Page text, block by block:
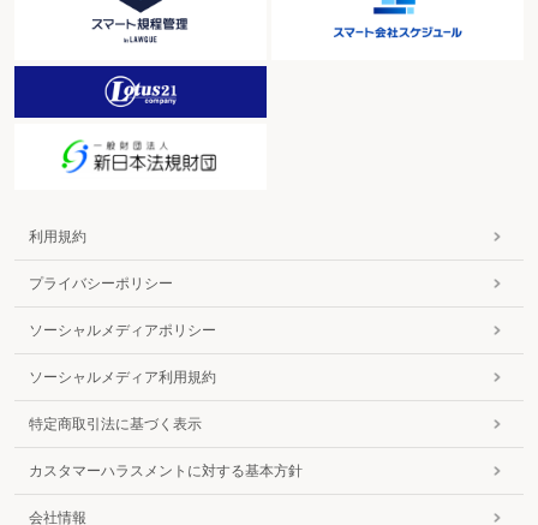
利用規約
プライバシーポリシー
ソーシャルメディアポリシー
ソーシャルメディア利用規約
特定商取引法に基づく表示
カスタマーハラスメントに対する基本方針
会社情報